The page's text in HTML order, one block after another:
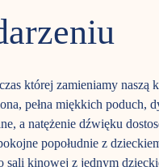
której zamieniamy naszą
pełna miękkich poduch,
a natężenie dźwięku
popołudnie z